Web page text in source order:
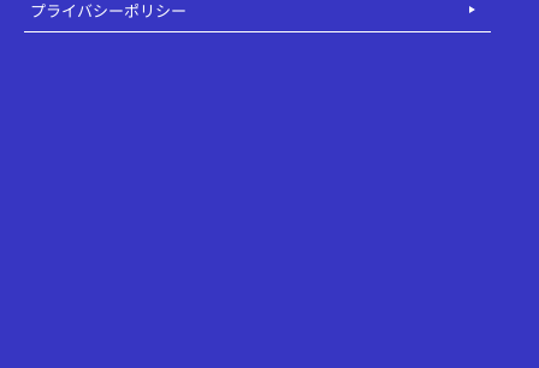
プライバシーポリシー